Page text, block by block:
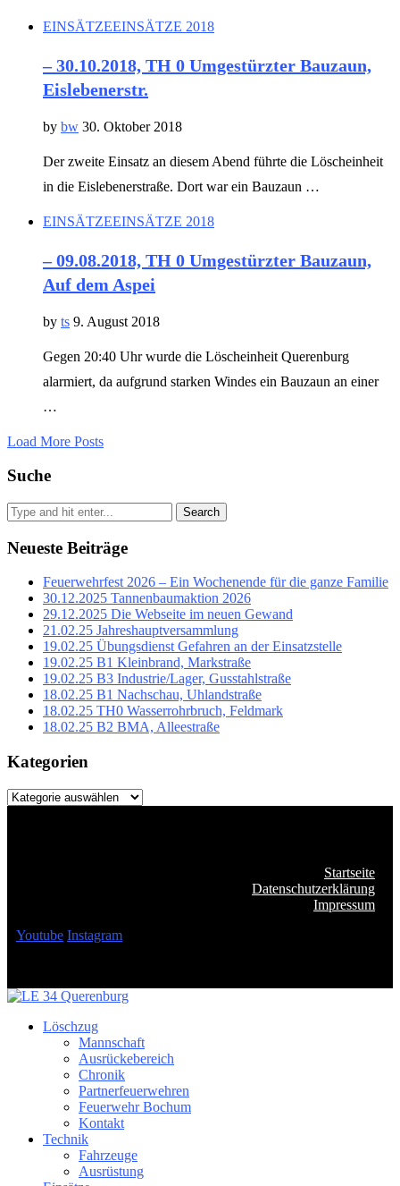
EINSÄTZEEINSÄTZE 2018
– 30.10.2018, TH 0 Umgestürzter Bauzaun,
Eislebenerstr.
by bw 30. Oktober 2018
Der zweite Einsatz an diesem Abend führte die Löscheinheit
in die Eislebenerstraße. Dort war ein Bauzaun …
EINSÄTZEEINSÄTZE 2018
– 09.08.2018, TH 0 Umgestürzter Bauzaun,
Auf dem Aspei
by ts 9. August 2018
Gegen 20:40 Uhr wurde die Löscheinheit Querenburg
alarmiert, da aufgrund starken Windes ein Bauzaun an einer
…
Load More Posts
Suche
Search
Neueste Beiträge
Feuerwehrfest 2026 – Ein Wochenende für die ganze Familie
30.12.2025 Tannenbaumaktion 2026
29.12.2025 Die Webseite im neuen Gewand
21.02.25 Jahreshauptversammlung
19.02.25 Übungsdienst Gefahren an der Einsatzstelle
19.02.25 B1 Kleinbrand, Markstraße
19.02.25 B3 Industrie/Lager, Gusstahlstraße
18.02.25 B1 Nachschau, Uhlandstraße
18.02.25 TH0 Wasserrohrbruch, Feldmark
18.02.25 B2 BMA, Alleestraße
Kategorien
Kategorien
Startseite
Datenschutzerklärung
Impressum
Youtube Instagram
Löschzug
Mannschaft
Ausrückebereich
Chronik
Partnerfeuerwehren
Feuerwehr Bochum
Kontakt
Technik
Fahrzeuge
Ausrüstung